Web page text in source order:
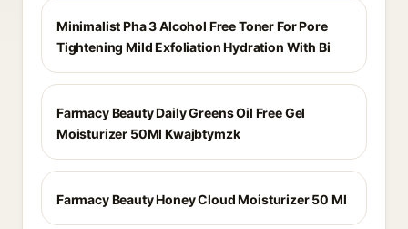
Minimalist Pha 3 Alcohol Free Toner For Pore
Tightening Mild Exfoliation Hydration With Bi
Farmacy Beauty Daily Greens Oil Free Gel
Moisturizer 50Ml Kwajbtymzk
Farmacy Beauty Honey Cloud Moisturizer 50 Ml